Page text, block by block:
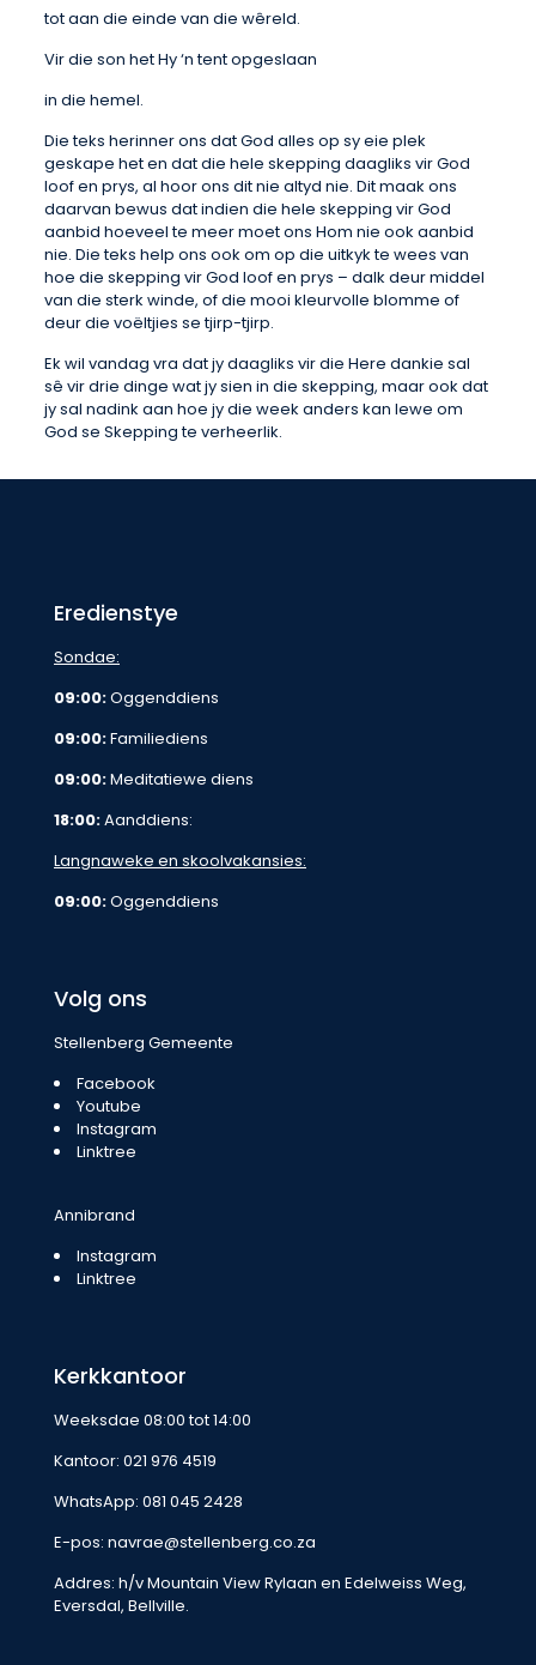
tot aan die einde van die wêreld.
Vir die son het Hy ‘n tent opgeslaan
in die hemel.
Die teks herinner ons dat God alles op sy eie plek
geskape het en dat die hele skepping daagliks vir God
loof en prys, al hoor ons dit nie altyd nie. Dit maak ons
daarvan bewus dat indien die hele skepping vir God
aanbid hoeveel te meer moet ons Hom nie ook aanbid
nie. Die teks help ons ook om op die uitkyk te wees van
hoe die skepping vir God loof en prys – dalk deur middel
van die sterk winde, of die mooi kleurvolle blomme of
deur die voëltjies se tjirp-tjirp.
Ek wil vandag vra dat jy daagliks vir die Here dankie sal
sê vir drie dinge wat jy sien in die skepping, maar ook dat
jy sal nadink aan hoe jy die week anders kan lewe om
God se Skepping te verheerlik.
Eredienstye
Sondae:
09:00:Oggenddiens
09:00:Familiediens
09:00:Meditatiewe diens
18:00:Aanddiens:
Langnaweke en skoolvakansies:
09:00:Oggenddiens
Volg ons
Stellenberg Gemeente
Facebook
Youtube
Instagram
Linktree
Annibrand
Instagram
Linktree
Kerkkantoor
Weeksdae 08:00 tot 14:00
Kantoor: 021 976 4519
WhatsApp: 081 045 2428
E-pos: navrae@stellenberg.co.za
Addres: h/v Mountain View Rylaan en Edelweiss Weg,
Eversdal, Bellville.